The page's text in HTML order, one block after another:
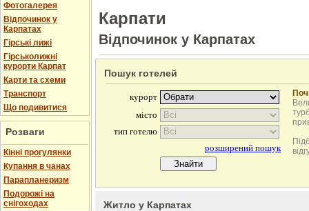
Фотогалерея
Відпочинок у
Карпатах
Гірські лижі
Гірськолижні
курорти Карпат
Карти та схеми
Транспорт
Що подивитися
Розваги
Кінні прогулянки
Купання в чанах
Парапланеризм
Подорожі на
снігоходах
Карпати
Відпочинок у Карпатах
Пошук готелей
Житло у Карпатах